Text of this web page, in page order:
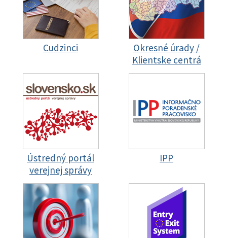
Cudzinci
Okresné úrady /
Klientske centrá
Ústredný portál
verejnej správy
IPP